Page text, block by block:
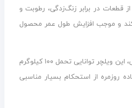
در برابر زنگ‌زدگی، رطوبت و
و موجب افزایش طول عمر محصول
با وجود وزن ۱۹ کیلوگرمی، این ویلچر توانایی تحمل ۱۰۰ کیلوگرم
روزمره از استحکام بسیار مناسبی